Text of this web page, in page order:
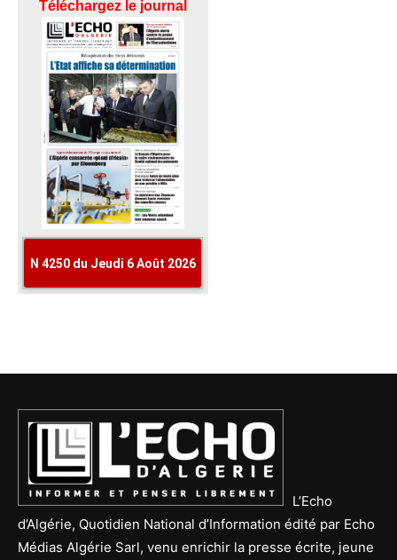
L’Echo
d’Algérie, Quotidien National d’Information édité par Echo
Médias Algérie Sarl, venu enrichir la presse écrite, jeune